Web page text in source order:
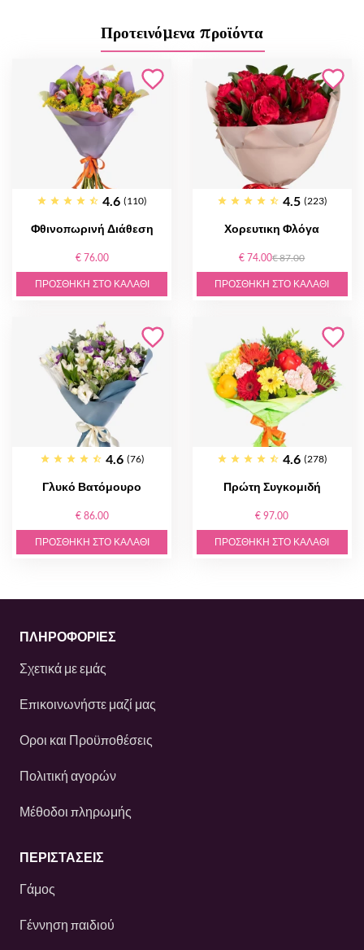
Προτεινόμενα προϊόντα
4.6 (110)
Φθινοπωρινή Διάθεση
€ 76.00
ΠΡΟΣΘΉΚΗ ΣΤΟ ΚΑΛΆΘΙ
4.5 (223)
Χορευτικη Φλόγα
€ 74.00€ 87.00
ΠΡΟΣΘΉΚΗ ΣΤΟ ΚΑΛΆΘΙ
4.6 (76)
Γλυκό Βατόμουρο
€ 86.00
ΠΡΟΣΘΉΚΗ ΣΤΟ ΚΑΛΆΘΙ
4.6 (278)
Πρώτη Συγκομιδή
€ 97.00
ΠΡΟΣΘΉΚΗ ΣΤΟ ΚΑΛΆΘΙ
ΠΛΗΡΟΦΟΡΙΕΣ
Σχετικά με εμάς
Επικοινωνήστε μαζί μας
Οροι και Προϋποθέσεις
Πολιτική αγορών
Μέθοδοι πληρωμής
ΠΕΡΙΣΤΆΣΕΙΣ
Γάμος
Γέννηση παιδιού